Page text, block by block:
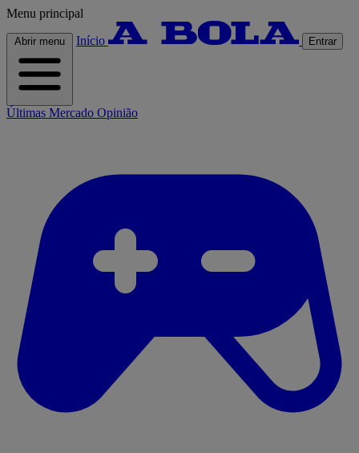
Menu principal
Abrir menu Início Entrar
Últimas Mercado Opinião